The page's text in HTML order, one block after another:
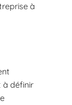
à
à définir